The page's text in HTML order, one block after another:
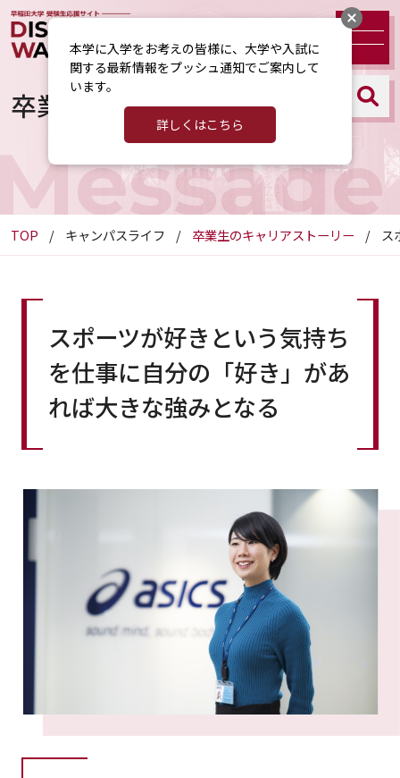
卒業生のキャリアストーリー
TOP キャンパスライフ 卒業生のキャリアストーリー ス
スポーツが好きという気持ち
を仕事に自分の「好き」があ
れば大きな強みとなる
本学に入学をお考えの皆様に、大学や入試に
関する最新情報をプッシュ通知でご案内して
います。
詳しくはこちら